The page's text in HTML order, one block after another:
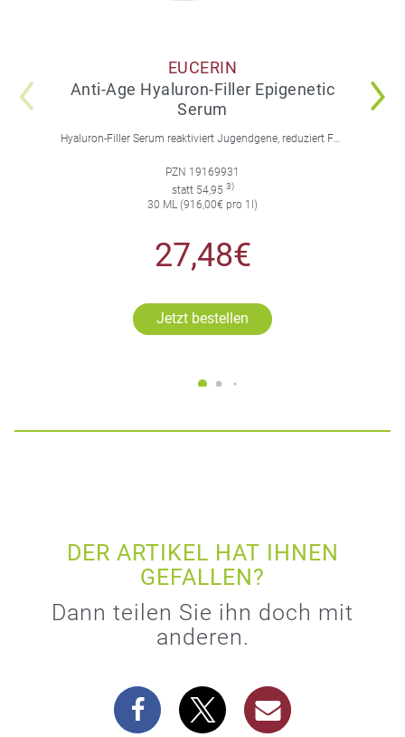
EUCERIN
Anti-Age Hyaluron-Filler Epigenetic
Serum
Hyaluron-Filler Serum reaktiviert Jugendgene, reduziert Falten und feine Linien, spendet intensive Feuchtigkeit und strafft die Gesichtskonturen.
PZN 19169931
statt 54,95 3)
30 ML (916,00€ pro 1l)
27,48€
Jetzt bestellen
DER ARTIKEL HAT IHNEN
GEFALLEN?
Dann teilen Sie ihn doch mit
anderen.